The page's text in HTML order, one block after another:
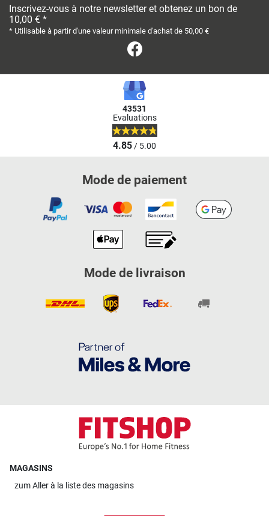
Inscrivez-vous à notre newsletter et obtenez un bon de
10,00 € *
* Utilisable à partir d'une valeur minimale d'achat de 50,00 €
43531
Evaluations
4.85/ 5.00
Mode de paiement
Mode de livraison
MAGASINS
zumAller à la liste des magasins